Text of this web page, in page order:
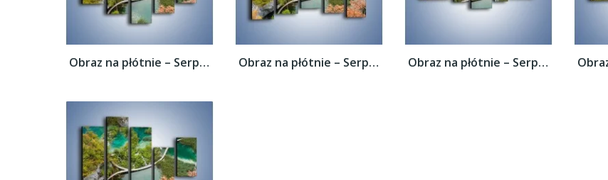
Obraz na płótnie – Serpentyna na wodzie –... Obraz na płótnie – Serpentyna na wodzie –... Obraz na płótnie – Serpentyna na wodzie –...